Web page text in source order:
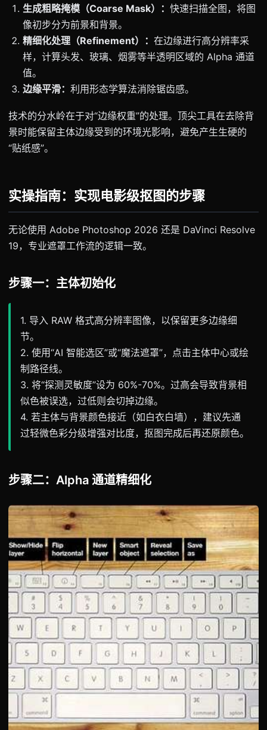
生成粗略掩模（Coarse Mask）： 快速扫描全图，将图
像初步分为前景和背景。
精细化处理（Refinement）： 在边缘进行高分辨率采
样，计算头发、玻璃、烟雾等半透明区域的 Alpha 通道
值。
边缘平滑： 利用形态学算法消除锯齿感。
技术的分水岭在于对“边缘权重”的处理。顶尖工具在去除背
景时能保留主体边缘受到的环境光影响，避免产生生硬的
“贴纸感”。
实操指南：实现电影级抠图的步骤
无论使用 Adobe Photoshop 2026 还是 DaVinci Resolve
19，专业遮罩工作流的逻辑一致。
步骤一：主体初始化
1. 导入 RAW 格式高分辨率图像，以保留更多边缘细
节。
2. 使用“AI 智能选区”或“魔法遮罩”，点击主体中心或绘
制路径线。
3. 将“探测灵敏度”设为 60%-70%。过高会导致背景相
似色被误选，过低则会切掉边缘。
4. 若主体与背景颜色接近（如白衣白墙），建议先通
过轻微色彩分级增强对比度，抠图完成后再还原颜色。
步骤二：Alpha 通道精细化